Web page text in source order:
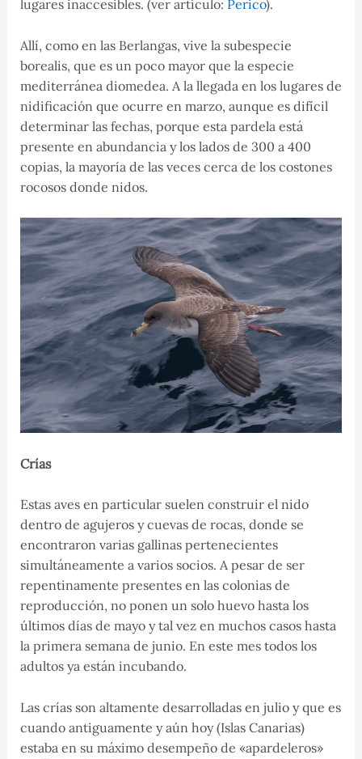
lugares inaccesibles. (ver artículo: Perico).
Allí, como en las Berlangas, vive la subespecie
borealis, que es un poco mayor que la especie
mediterránea diomedea. A la llegada en los lugares de
nidificación que ocurre en marzo, aunque es difícil
determinar las fechas, porque esta pardela está
presente en abundancia y los lados de 300 a 400
copias, la mayoría de las veces cerca de los costones
rocosos donde nidos.
Crías
Estas aves en particular suelen construir el nido
dentro de agujeros y cuevas de rocas, donde se
encontraron varias gallinas pertenecientes
simultáneamente a varios socios. A pesar de ser
repentinamente presentes en las colonias de
reproducción, no ponen un solo huevo hasta los
últimos días de mayo y tal vez en muchos casos hasta
la primera semana de junio. En este mes todos los
adultos ya están incubando.
Las crías son altamente desarrolladas en julio y que es
cuando antiguamente y aún hoy (Islas Canarias)
estaba en su máximo desempeño de «apardeleros»